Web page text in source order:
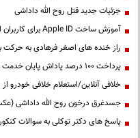
جزئیات جدید قتل روح الله داداشی
آموزش ساخت Apple ID برای کاربران ایرانی
راز خنده های اصغر فرهادی به حرکت
پرداخت ۱۰۰ درصد پاداش پایان خدمت فرهنگیان
خلافی آنلاین/استعلام خلافی خودرو
جسدغرق درخون روح الله داداشی
پاسخ های دکتر توکلی به سوالات